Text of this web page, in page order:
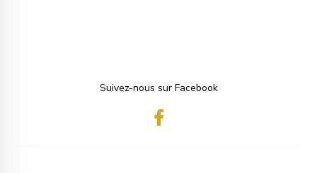
Suivez-nous sur Facebook